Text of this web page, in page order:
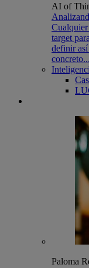
AI of
Cualquier
target
definir así
concreto...
Paloma